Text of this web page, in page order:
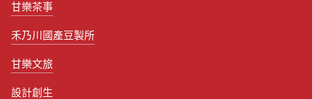
甘樂茶事
禾乃川國產豆製所
甘樂文旅
設計創生